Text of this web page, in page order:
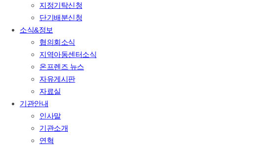
지정기탁신청
단기배분신청
소식&정보
협의회소식
지역아동센터소식
온프렌즈 뉴스
자유게시판
자료실
기관안내
인사말
기관소개
연혁